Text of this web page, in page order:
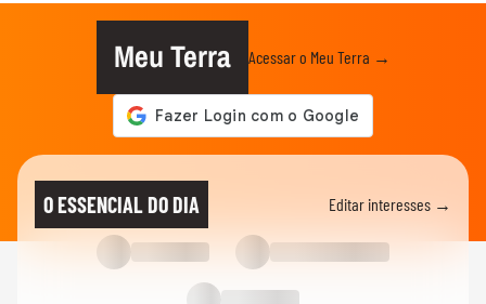
Meu Terra Acessar o Meu Terra →
O ESSENCIAL DO DIA Editar interesses →